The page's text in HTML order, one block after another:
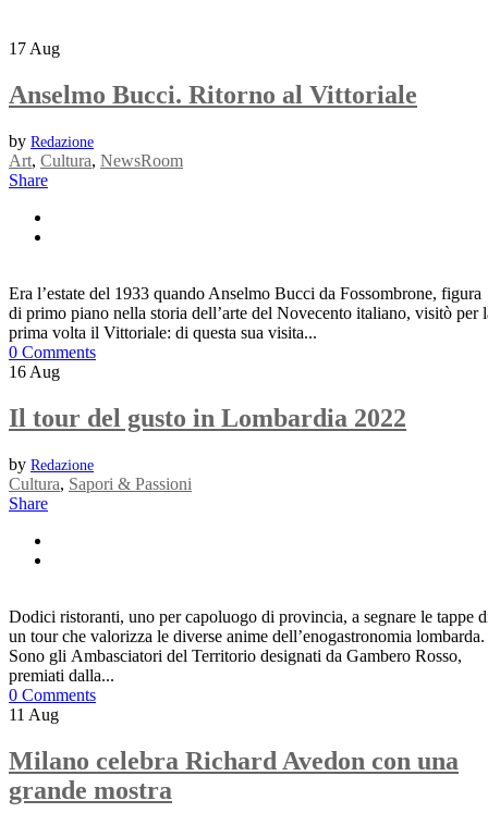
17 Aug
Anselmo Bucci. Ritorno al Vittoriale
by Redazione
Art, Cultura, NewsRoom
Share
Era l’estate del 1933 quando Anselmo Bucci da Fossombrone, figura
di primo piano nella storia dell’arte del Novecento italiano, visitò per
prima volta il Vittoriale: di questa sua visita...
0 Comments
16 Aug
Il tour del gusto in Lombardia 2022
by Redazione
Cultura, Sapori & Passioni
Share
Dodici ristoranti, uno per capoluogo di provincia, a segnare le tappe
un tour che valorizza le diverse anime dell’enogastronomia lombarda.
Sono gli Ambasciatori del Territorio designati da Gambero Rosso,
premiati dalla...
0 Comments
11 Aug
Milano celebra Richard Avedon con una
grande mostra